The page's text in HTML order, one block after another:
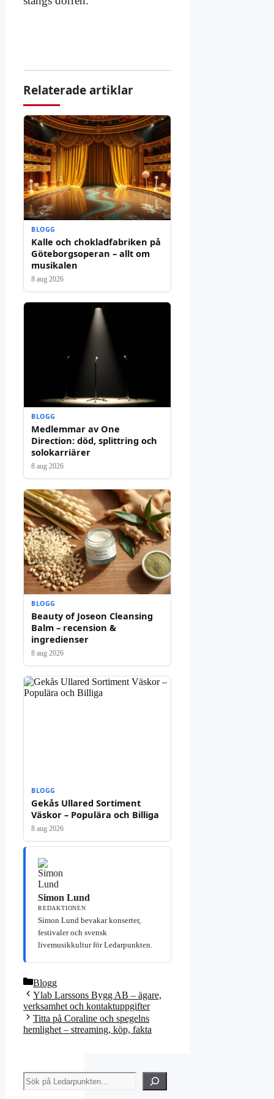
Relaterade artiklar
BLOGG
Kalle och chokladfabriken på
Göteborgsoperan – allt om
musikalen
8 aug 2026
BLOGG
Medlemmar av One
Direction: död, splittring och
solokarriärer
8 aug 2026
BLOGG
Beauty of Joseon Cleansing
Balm – recension &
ingredienser
8 aug 2026
BLOGG
Gekås Ullared Sortiment
Väskor – Populära och Billiga
8 aug 2026
Simon Lund
REDAKTIONEN
Simon Lund bevakar konserter,
festivaler och svensk
livemusikkultur för Ledarpunkten.
Kategorier
Blogg
Ylab Larssons Bygg AB – ägare,
verksamhet och kontaktuppgifter
Titta på Coraline och spegelns
hemlighet – streaming, köp, fakta
Sök